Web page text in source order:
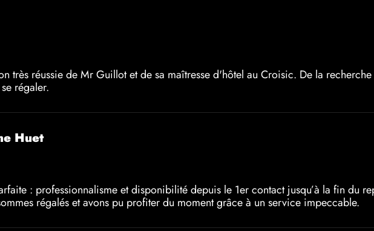
très réussie de Mr Guillot et de sa maîtresse d'hôtel au Croisic. De la
régaler.
Huet
: professionnalisme et disponibilité depuis le 1er contact jusqu’à la fin du
régalés et avons pu profiter du moment grâce à un service impeccable.